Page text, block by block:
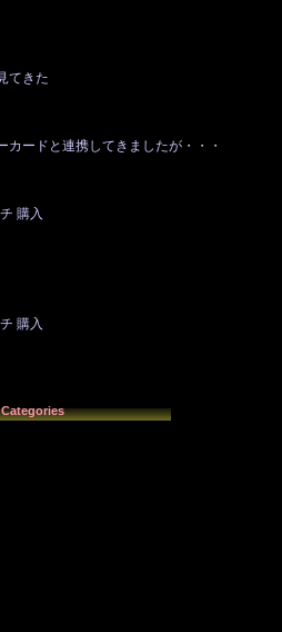
てきた
ードと連携してきましたが・・・
購入
購入
Categories